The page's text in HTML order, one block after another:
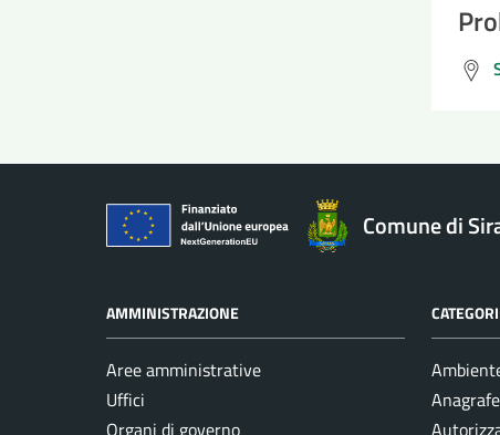
Comune di
AMMINISTRAZIONE
Aree amministrative
Uffici